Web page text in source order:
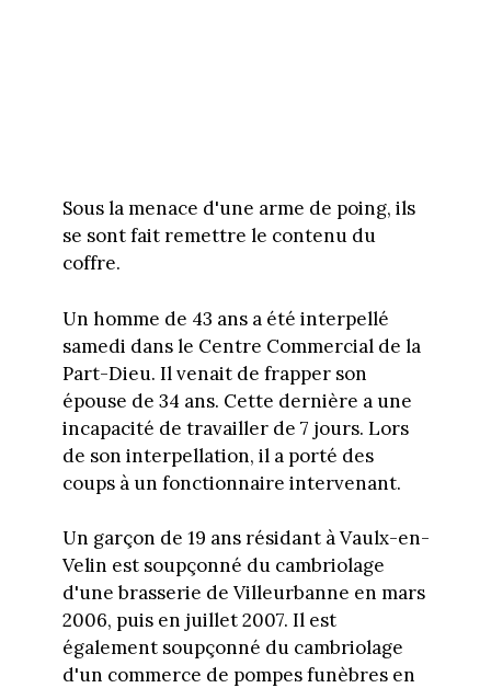
Sous la menace d'une arme de poing, ils
se sont fait remettre le contenu du
coffre.
Un homme de 43 ans a été interpellé
samedi dans le Centre Commercial de la
Part-Dieu. Il venait de frapper son
épouse de 34 ans. Cette dernière a une
incapacité de travailler de 7 jours. Lors
de son interpellation, il a porté des
coups à un fonctionnaire intervenant.
Un garçon de 19 ans résidant à Vaulx-en-
Velin est soupçonné du cambriolage
d'une brasserie de Villeurbanne en mars
2006, puis en juillet 2007. Il est
également soupçonné du cambriolage
d'un commerce de pompes funèbres en